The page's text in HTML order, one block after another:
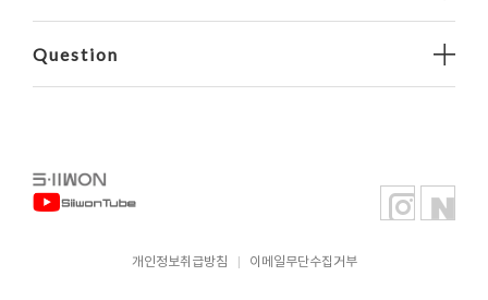
Question
개인정보취급방침 | 이메일무단수집거부